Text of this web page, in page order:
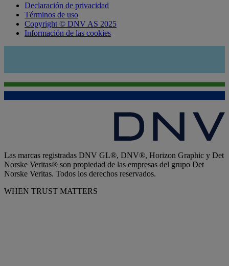
Declaración de privacidad
Términos de uso
Copyright © DNV AS 2025
Información de las cookies
Las marcas registradas DNV GL®, DNV®, Horizon Graphic y Det
Norske Veritas® son propiedad de las empresas del grupo Det
Norske Veritas. Todos los derechos reservados.
WHEN TRUST MATTERS